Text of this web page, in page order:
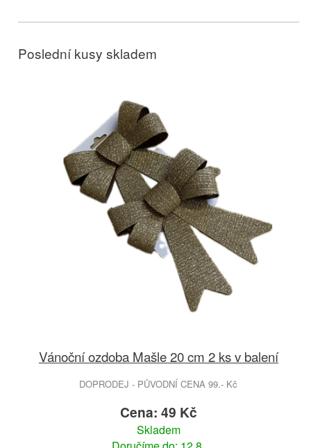
Poslední kusy skladem
Vánoční ozdoba Mašle 20 cm 2 ks v balení
DOPRODEJ - PŮVODNÍ CENA 99.- Kč
Cena: 49 Kč
Skladem